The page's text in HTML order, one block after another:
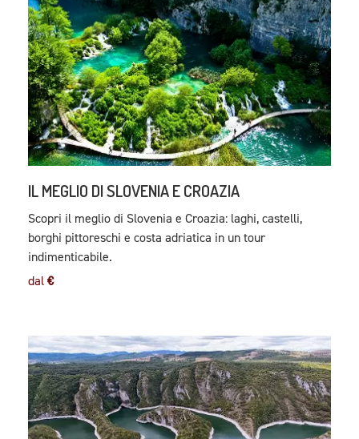
IL MEGLIO DI SLOVENIA E CROAZIA
Scopri il meglio di Slovenia e Croazia: laghi, castelli,
borghi pittoreschi e costa adriatica in un tour
indimenticabile.
dal€